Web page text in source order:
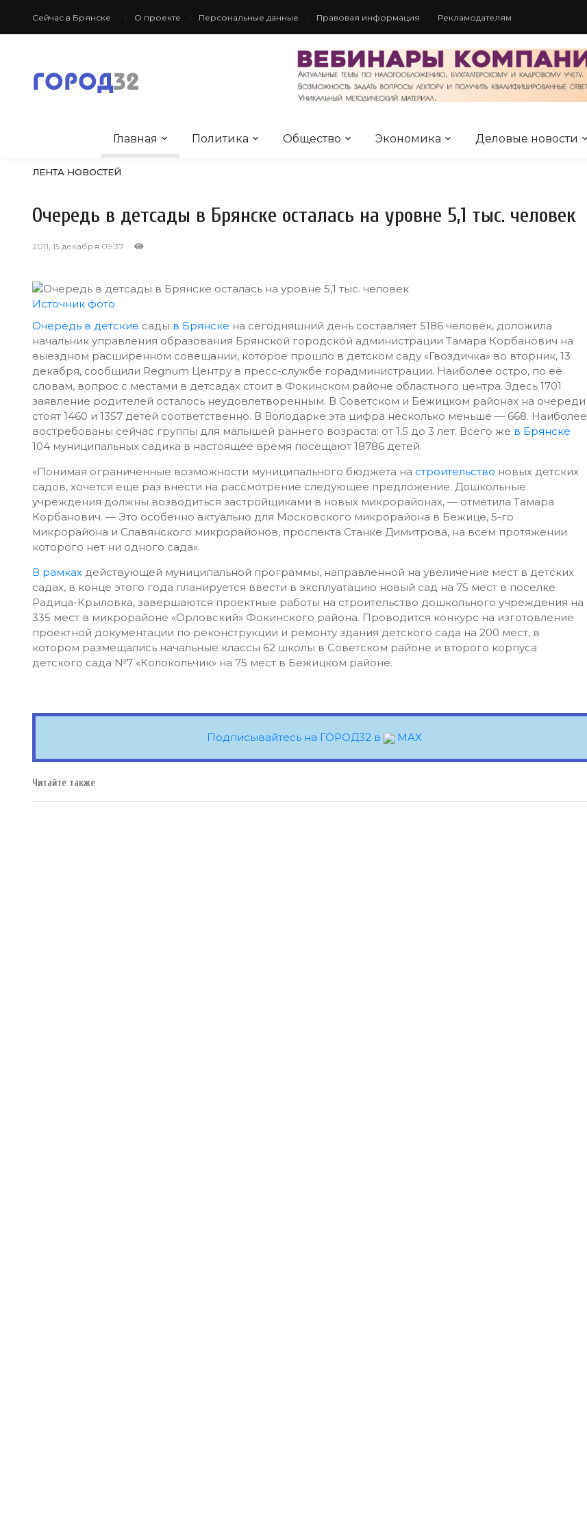
Сейчас в Брянске О проекте Персональные данные Правовая информация Рекламодателям
Главная Политика Общество Экономика Деловые новости
ЛЕНТА НОВОСТЕЙ
Очередь в детсады в Брянске осталась на уровне 5,1 тыс. человек
2011, 15 декабря 09:37
Источник фото
Очередь в детские сады в Брянске на сегодняшний день составляет 5186 человек, доложила
начальник управления образования Брянской городской администрации Тамара Корбанович на
выездном расширенном совещании, которое прошло в детском саду «Гвоздичка» во вторник, 13
декабря, сообщили Regnum Центру в пресс-службе горадминистрации. Наиболее остро, по её
словам, вопрос с местами в детсадах стоит в Фокинском районе областного центра. Здесь 1701
заявление родителей осталось неудовлетворенным. В Советском и Бежицком районах на очереди
стоят 1460 и 1357 детей соответственно. В Володарке эта цифра несколько меньше — 668. Наиболее
востребованы сейчас группы для малышей раннего возраста: от 1,5 до 3 лет. Всего же в Брянске
104 муниципальных садика в настоящее время посещают 18786 детей.
«Понимая ограниченные возможности муниципального бюджета на строительство новых детских
садов, хочется еще раз внести на рассмотрение следующее предложение. Дошкольные
учреждения должны возводиться застройщиками в новых микрорайонах, — отметила Тамара
Корбанович. — Это особенно актуально для Московского микрорайона в Бежице, 5-го
микрорайона и Славянского микрорайонов, проспекта Станке Димитрова, на всем протяжении
которого нет ни одного сада».
В рамках действующей муниципальной программы, направленной на увеличение мест в детских
садах, в конце этого года планируется ввести в эксплуатацию новый сад на 75 мест в поселке
Радица-Крыловка, завершаются проектные работы на строительство дошкольного учреждения на
335 мест в микрорайоне «Орловский» Фокинского района. Проводится конкурс на изготовление
проектной документации по реконструкции и ремонту здания детского сада на 200 мест, в
котором размещались начальные классы 62 школы в Советском районе и второго корпуса
детского сада №7 «Колокольчик» на 75 мест в Бежицком районе.
Подписывайтесь на ГОРОД32 в MAX
Читайте также